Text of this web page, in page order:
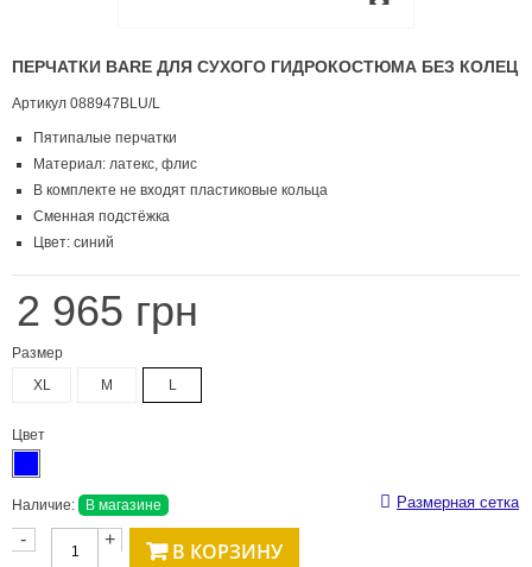
ПЕРЧАТКИ BARE ДЛЯ СУХОГО ГИДРОКОСТЮМА БЕЗ КОЛЕЦ
Артикул 088947BLU/L
Пятипалые перчатки
Материал: латекс, флис
В комплекте не входят пластиковые кольца
Сменная подстёжка
Цвет: синий
2 965 грн
Размер
XL
M L
Цвет
Наличие: В магазине Размерная сетка
- + В КОРЗИНУ